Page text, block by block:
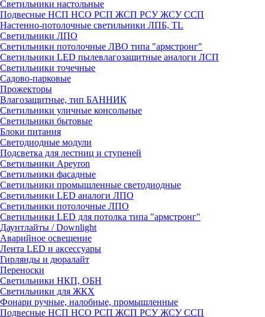
Светильники настольные
Подвесные НСП НСО РСП ЖСП РСУ ЖСУ ССП
Настенно-потолочные светильники ЛПБ, TL
Светильники ЛПО
Светильники потолочные ЛВО типа "армстронг"
Светильники LED пылевлагозащитные аналоги ЛСП
Светильники точечные
Садово-парковые
Прожекторы
Влагозащитные, тип БАННИК
Светильники уличные консольные
Светильники бытовые
Блоки питания
Светодиодные модули
Подсветка для лестниц и ступеней
Светильники Apeyron
Светильники фасадные
Светильники промышленные светодиодные
Светильники LED аналоги ЛПО
Светильники потолочные ЛПО
Светильники LED для потолка типа "армстронг"
Даунтлайты / Downlight
Аварийное освещение
Лента LED и аксессуары
Гирлянды и дюралайт
Переноски
Светильники НКП, ОБН
Светильники для ЖКХ
Фонари ручные, налобные, промышленные
Подвесные НСП НСО РСП ЖСП РСУ ЖСУ ССП